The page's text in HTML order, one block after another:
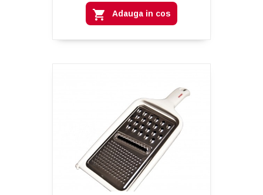
 Adauga in cos